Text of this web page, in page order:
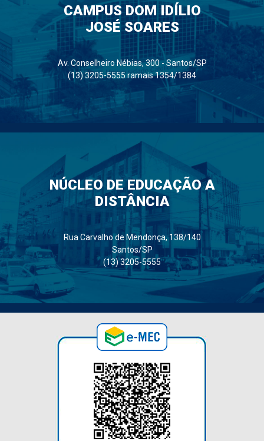
CAMPUS DOM IDÍLIO
JOSÉ SOARES
Av. Conselheiro Nébias, 300 - Santos/SP
(13) 3205-5555 ramais 1354/1384
NÚCLEO DE EDUCAÇÃO A
DISTÂNCIA
Rua Carvalho de Mendonça, 138/140
Santos/SP
(13) 3205-5555